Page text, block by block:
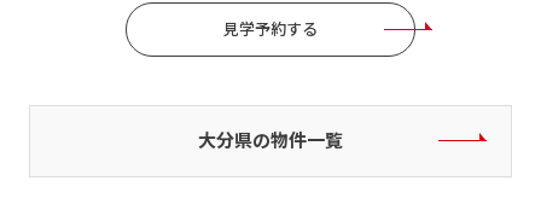
見学予約する
大分県の物件一覧